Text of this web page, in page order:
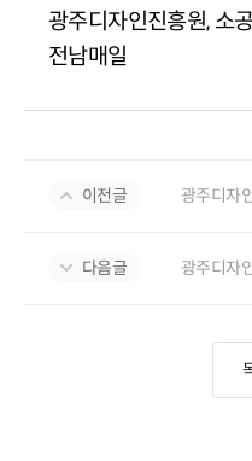
광주디자인진흥원, 소
전남매일
이전글
다음글